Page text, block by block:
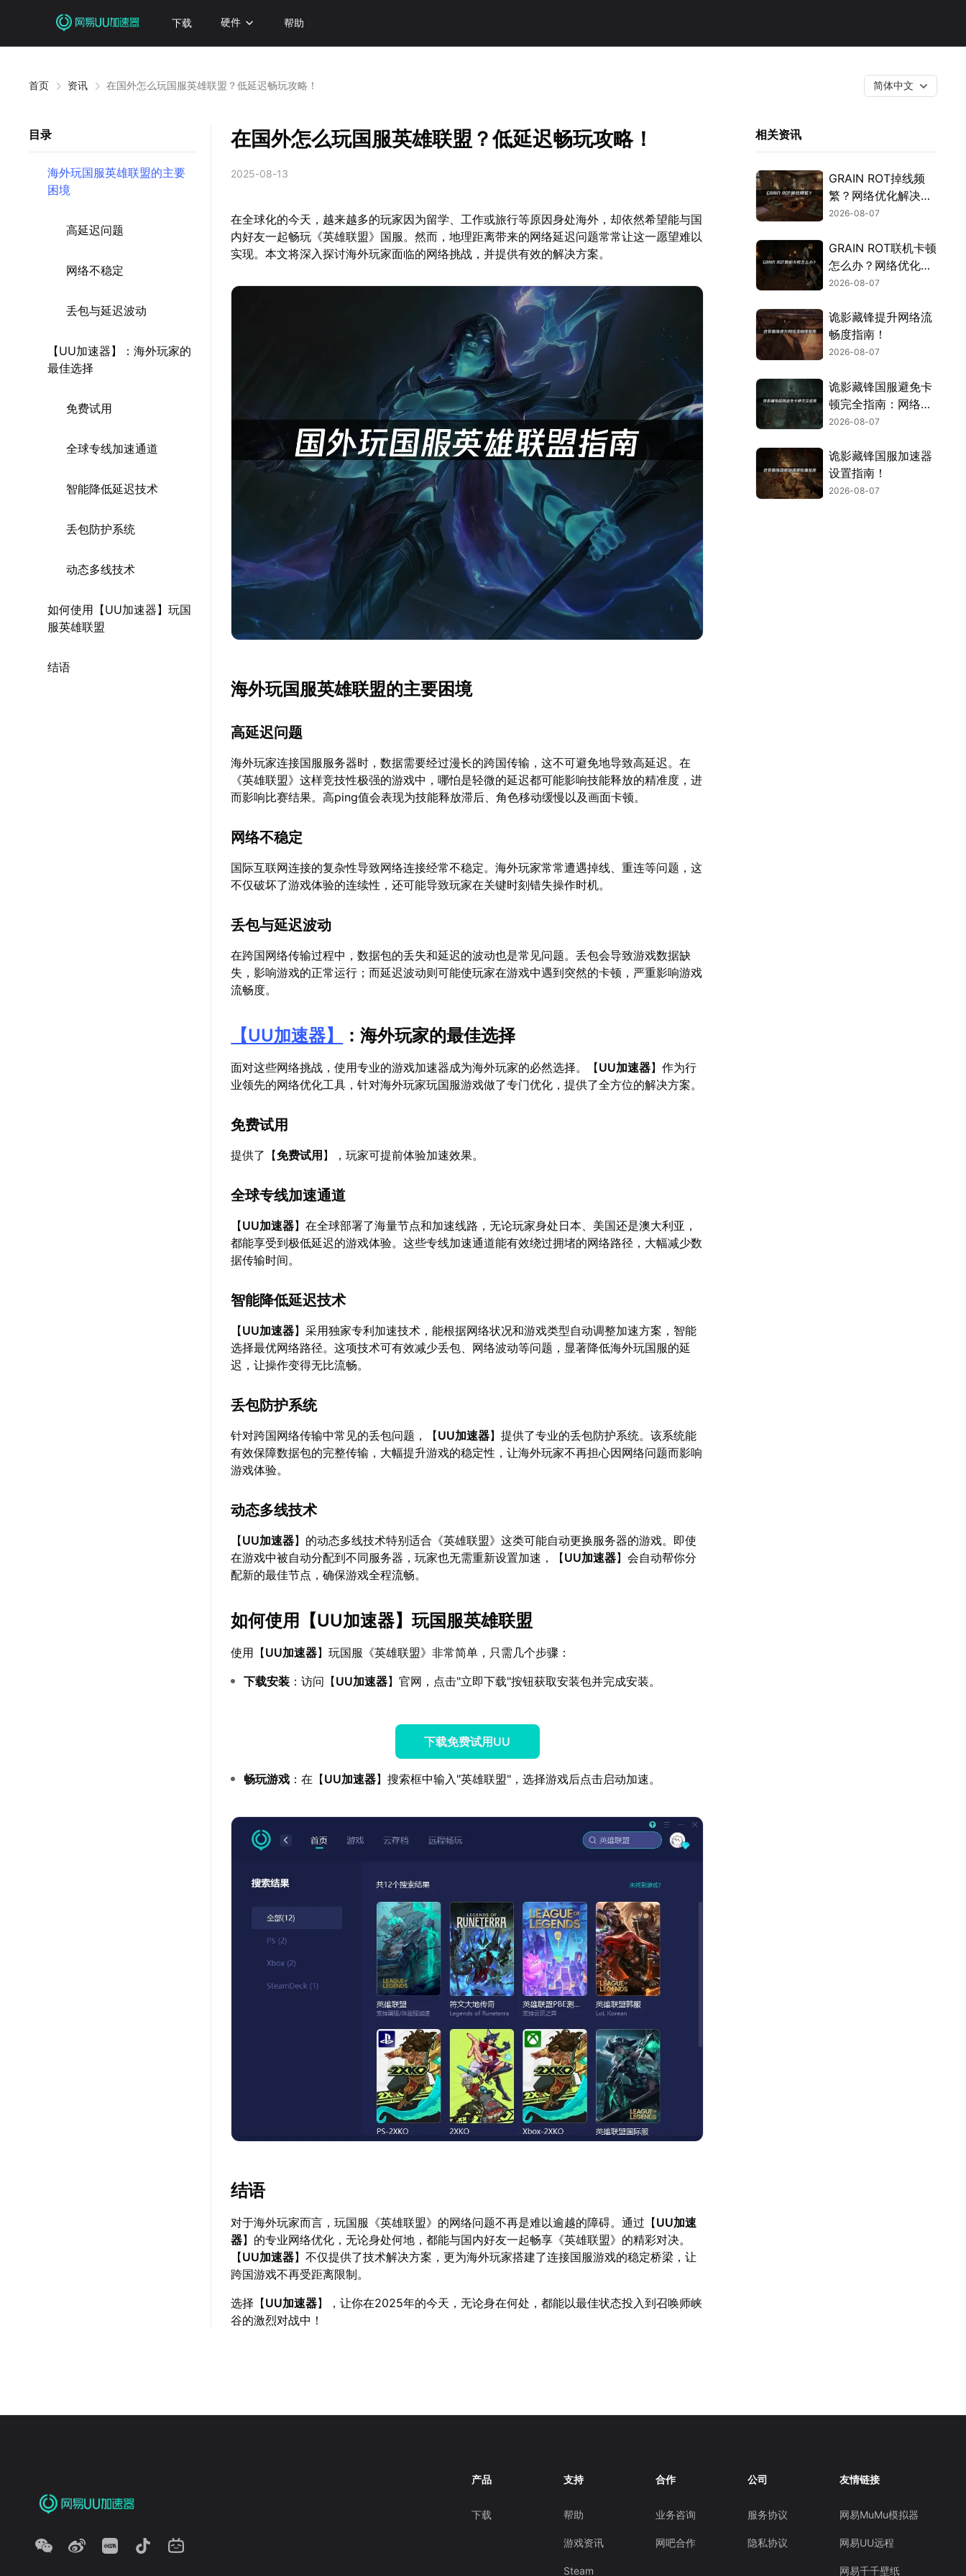
下载 硬件 帮助
首页 资讯 在国外怎么玩国服英雄联盟？低延迟畅玩攻略！ 简体中文
目录
海外玩国服英雄联盟的主要
困境
高延迟问题
网络不稳定
丢包与延迟波动
【UU加速器】：海外玩家的
最佳选择
免费试用
全球专线加速通道
智能降低延迟技术
丢包防护系统
动态多线技术
如何使用【UU加速器】玩国
服英雄联盟
结语
在国外怎么玩国服英雄联盟？低延迟畅玩攻略！
2025-08-13
在全球化的今天，越来越多的玩家因为留学、工作或旅行等原因身处海外，却依然希望能与国
内好友一起畅玩《英雄联盟》国服。然而，地理距离带来的网络延迟问题常常让这一愿望难以
实现。本文将深入探讨海外玩家面临的网络挑战，并提供有效的解决方案。
海外玩国服英雄联盟的主要困境
高延迟问题
海外玩家连接国服服务器时，数据需要经过漫长的跨国传输，这不可避免地导致高延迟。在
《英雄联盟》这样竞技性极强的游戏中，哪怕是轻微的延迟都可能影响技能释放的精准度，进
而影响比赛结果。高ping值会表现为技能释放滞后、角色移动缓慢以及画面卡顿。
网络不稳定
国际互联网连接的复杂性导致网络连接经常不稳定。海外玩家常常遭遇掉线、重连等问题，这
不仅破坏了游戏体验的连续性，还可能导致玩家在关键时刻错失操作时机。
丢包与延迟波动
在跨国网络传输过程中，数据包的丢失和延迟的波动也是常见问题。丢包会导致游戏数据缺
失，影响游戏的正常运行；而延迟波动则可能使玩家在游戏中遇到突然的卡顿，严重影响游戏
流畅度。
【UU加速器】 ：海外玩家的最佳选择
面对这些网络挑战，使用专业的游戏加速器成为海外玩家的必然选择。【UU加速器】作为行
业领先的网络优化工具，针对海外玩家玩国服游戏做了专门优化，提供了全方位的解决方案。
免费试用
提供了【免费试用】，玩家可提前体验加速效果。
全球专线加速通道
【UU加速器】在全球部署了海量节点和加速线路，无论玩家身处日本、美国还是澳大利亚，
都能享受到极低延迟的游戏体验。这些专线加速通道能有效绕过拥堵的网络路径，大幅减少数
据传输时间。
智能降低延迟技术
【UU加速器】采用独家专利加速技术，能根据网络状况和游戏类型自动调整加速方案，智能
选择最优网络路径。这项技术可有效减少丢包、网络波动等问题，显著降低海外玩国服的延
迟，让操作变得无比流畅。
丢包防护系统
针对跨国网络传输中常见的丢包问题，【UU加速器】提供了专业的丢包防护系统。该系统能
有效保障数据包的完整传输，大幅提升游戏的稳定性，让海外玩家不再担心因网络问题而影响
游戏体验。
动态多线技术
【UU加速器】的动态多线技术特别适合《英雄联盟》这类可能自动更换服务器的游戏。即使
在游戏中被自动分配到不同服务器，玩家也无需重新设置加速，【UU加速器】会自动帮你分
配新的最佳节点，确保游戏全程流畅。
如何使用【UU加速器】玩国服英雄联盟
使用【UU加速器】玩国服《英雄联盟》非常简单，只需几个步骤：
下载安装 ：访问【UU加速器】官网，点击"立即下载"按钮获取安装包并完成安装。
下载免费试用UU
畅玩游戏 ：在【UU加速器】搜索框中输入"英雄联盟"，选择游戏后点击启动加速。
结语
对于海外玩家而言，玩国服《英雄联盟》的网络问题不再是难以逾越的障碍。通过【UU加速
器】的专业网络优化，无论身处何地，都能与国内好友一起畅享《英雄联盟》的精彩对决。
【UU加速器】不仅提供了技术解决方案，更为海外玩家搭建了连接国服游戏的稳定桥梁，让
跨国游戏不再受距离限制。
选择【UU加速器】，让你在2025年的今天，无论身在何处，都能以最佳状态投入到召唤师峡
谷的激烈对战中！
相关资讯
GRAIN ROT掉线频
繁？网络优化解决指
南！
2026-08-07
GRAIN ROT联机卡顿
怎么办？网络优化解
决方案！
2026-08-07
诡影藏锋提升网络流
畅度指南！
2026-08-07
诡影藏锋国服避免卡
顿完全指南：网络优
化与解决技巧！
2026-08-07
诡影藏锋国服加速器
设置指南！
2026-08-07
产品
下载
支持
帮助
游戏资讯
Steam
合作
业务咨询
网吧合作
公司
服务协议
隐私协议
友情链接
网易MuMu模拟器
网易UU远程
网易千千壁纸